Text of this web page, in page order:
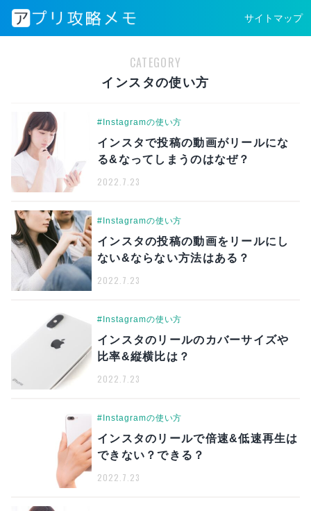
サイトマップ
CATEGORY
インスタの使い方
#Instagramの使い方
インスタで投稿の動画がリールにな
る&なってしまうのはなぜ？
2022.7.23
#Instagramの使い方
インスタの投稿の動画をリールにし
ない&ならない方法はある？
2022.7.23
#Instagramの使い方
インスタのリールのカバーサイズや
比率&縦横比は？
2022.7.23
#Instagramの使い方
インスタのリールで倍速&低速再生は
できない？できる？
2022.7.23